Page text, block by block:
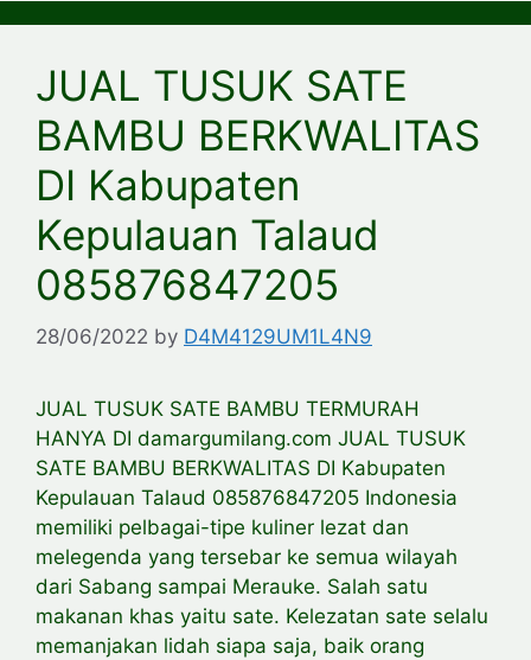
JUAL TUSUK SATE
BAMBU BERKWALITAS
DI Kabupaten
Kepulauan Talaud
085876847205
28/06/2022 by D4M4129UM1L4N9
JUAL TUSUK SATE BAMBU TERMURAH
HANYA DI damargumilang.com JUAL TUSUK
SATE BAMBU BERKWALITAS DI Kabupaten
Kepulauan Talaud 085876847205 Indonesia
memiliki pelbagai-tipe kuliner lezat dan
melegenda yang tersebar ke semua wilayah
dari Sabang sampai Merauke. Salah satu
makanan khas yaitu sate. Kelezatan sate selalu
memanjakan lidah siapa saja, baik orang